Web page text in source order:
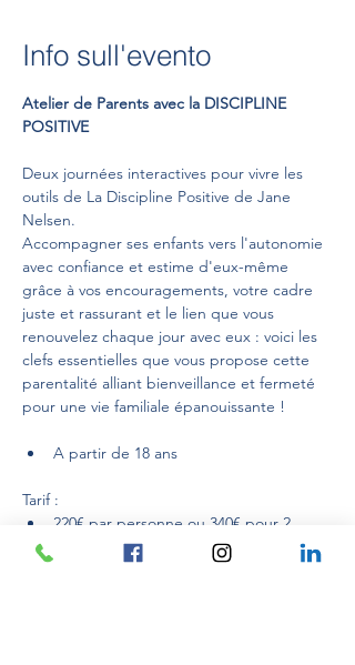
Info sull'evento
Atelier de Parents avec la DISCIPLINE
POSITIVE
Deux journées interactives pour vivre les
outils de La Discipline Positive de Jane
Nelsen.
Accompagner ses enfants vers l'autonomie
avec confiance et estime d'eux-même
grâce à vos encouragements, votre cadre
juste et rassurant et le lien que vous
renouvelez chaque jour avec eux : voici les
clefs essentielles que vous propose cette
parentalité alliant bienveillance et fermeté
pour une vie familiale épanouissante !
A partir de 18 ans
Tarif :
220€ par personne ou 340€ pour 2
membres de la même famille